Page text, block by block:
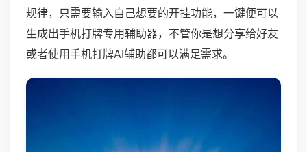
规律，只需要输入自己想要的开挂功能，一键便可以
生成出手机打牌专用辅助器，不管你是想分享给好友
或者使用手机打牌AI辅助都可以满足需求。